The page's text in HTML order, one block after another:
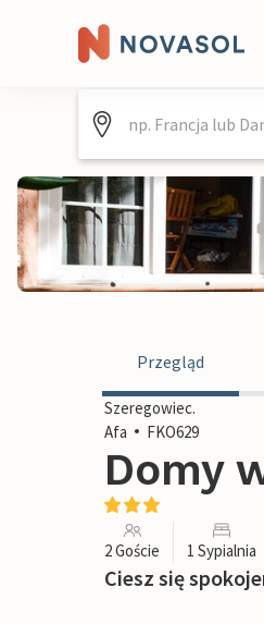
Przegląd
Szeregowiec.
Afa
FKO629
Domy
2 Goście 1 Sypialnia
Ciesz się